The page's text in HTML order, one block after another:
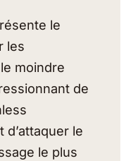
le
les
moindre
de
d’attaquer le
le plus